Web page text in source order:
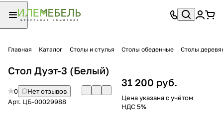
Главная Каталог Столы и стулья Столы обеденные Столы
Стол Дуэт-3 (Белый)
0
Нет отзывов
Арт. ЦБ-00029988
31 200 руб.
Цена указана с учётом
НДС 5%